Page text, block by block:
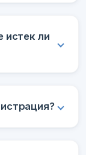
истек ли